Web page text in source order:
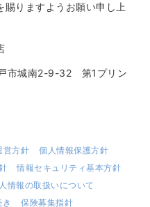
りますようお願い申し上
市城南2-9-32 第1プリン
営方針
個人情報保護方針
情報セキュリティ基本方針
情報の取扱いについて
保険募集指針